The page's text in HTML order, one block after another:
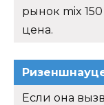
рынок mix
цена.
Если она